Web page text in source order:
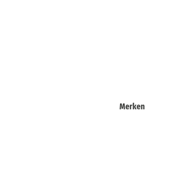
Merken